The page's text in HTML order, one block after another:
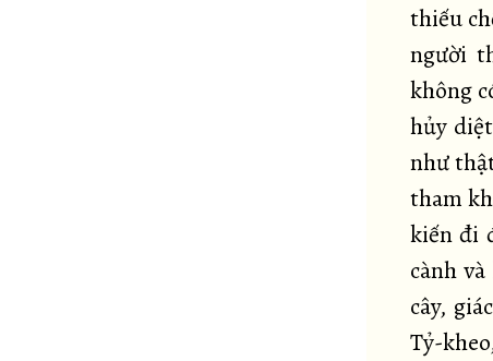
thiếu
người
không
hủy
như
tham
kiến đi
cành
cây,
Tỷ-